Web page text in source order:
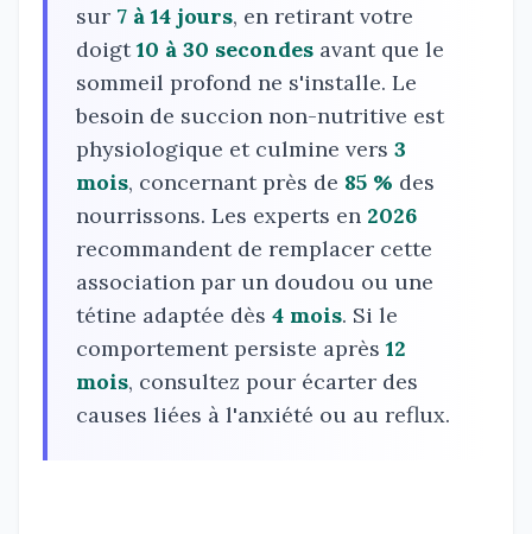
sur 7 à 14 jours, en retirant votre
doigt10 à 30 secondes avant que le
sommeil profond ne s'installe. Le
besoin de succion non-nutritive est
physiologique et culmine vers 3
mois, concernant près de 85 % des
nourrissons. Les experts en 2026
recommandent de remplacer cette
association par un doudou ou une
tétine adaptée dès 4 mois. Si le
comportement persiste après12
mois, consultez pour écarter des
causes liées à l'anxiété ou au reflux.